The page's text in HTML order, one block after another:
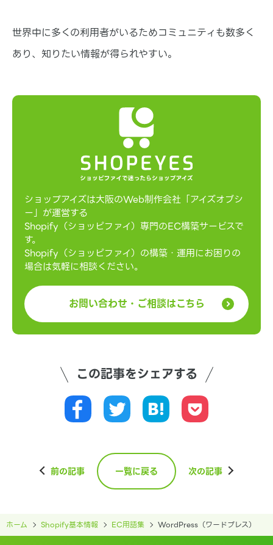
世界中に多くの利用者がいるためコミュニティも数多く
あり、知りたい情報が得られやすい。
ショップアイズは大阪のWeb制作会社「アイズオブシ
ー」が運営する
Shopify（ショッピファイ）専門のEC構築サービスで
す。
Shopify（ショッピファイ）の構築・運用にお困りの
場合は気軽に相談ください。
お問い合わせ・ご相談はこちら
この記事をシェアする
前の記事 一覧に戻る 次の記事
ホーム Shopify基本情報 EC用語集 WordPress（ワードプレス）